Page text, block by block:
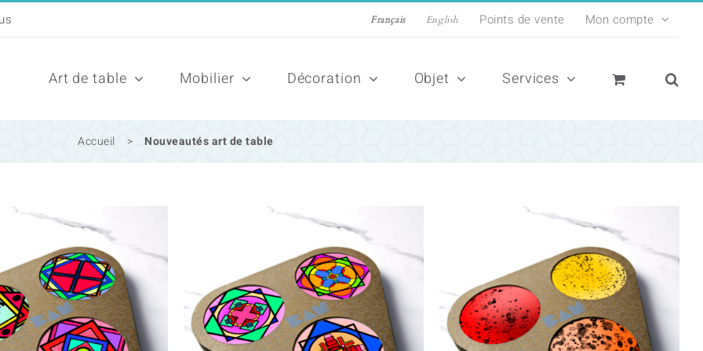
Français English Points de vente Mon compte
Art de table Mobilier Décoration Objet Services
Accueil > Nouveautés art de table